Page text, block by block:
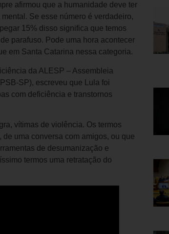
afirmou que a humanidade deve ter
Se esse número é verdadeiro,
15% disso significa que temos
parafuso. Pode uma hora acontecer
em Santa Catarina nessa categoria.
da ALESP – Assembleia
SP), escreveu que Lula foi
com deficiência e transtornos
vítimas de violência. Os termos
uma conversa com amigos, ou que
de desumanização e
termos uma retratação do